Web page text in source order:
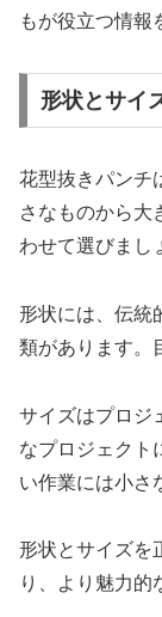
もが役立つ情報
形状とサイ
花型抜きパンチ
さなものから大
わせて選びまし
形状には、伝統
類があります。
サイズはプロジ
なプロジェクト
い作業には小さ
形状とサイズを
り、より魅力的